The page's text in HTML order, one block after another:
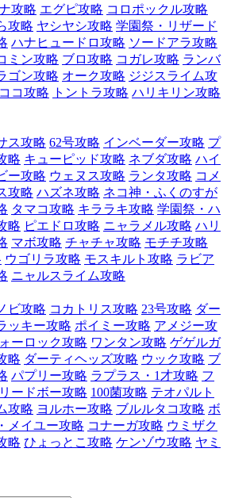
攻略 エグピ攻略 コロポックル攻略
攻略 ヤシヤシ攻略 学園祭・リザード
ハナヒュードロ攻略 ソードアラ攻略
ミン攻略 ブロ攻略 コガレ攻略 ランバ
ゴン攻略 オーク攻略 ジジスライム攻
コ攻略 トントラ攻略 ハリキリン攻略
ス攻略 62号攻略 インベーダー攻略 プ
略 キューピッド攻略 ネブダ攻略 ハイ
ー攻略 ウェヌス攻略 ランタ攻略 コメ
攻略 ハズネ攻略 ネコ神・ふくのすが
タマコ攻略 キララキ攻略 学園祭・ハ
略 ピエドロ攻略 ニャラメル攻略 ハリ
マボ攻略 チャチャ攻略 モチチ攻略
ウゴリラ攻略 モスキルト攻略 ラビア
ニャルスライム攻略
ビ攻略 コカトリス攻略 23号攻略 ダー
ッキー攻略 ポイミー攻略 アメジー攻
ーロック攻略 ワンタン攻略 ゲゲルガ
略 ダーティヘッズ攻略 ウック攻略 ブ
パプリー攻略 ラプラス・1才攻略 フ
リードボー攻略 100菌攻略 テオパルト
攻略 ヨルホー攻略 ブルルタコ攻略 ボ
メイユー攻略 コナーガ攻略 ウミザク
略 ひょっとこ攻略 ケンゾウ攻略 ヤミ